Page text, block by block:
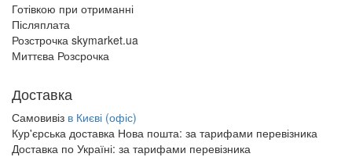
Готівкою при отриманні
Післяплата
Розстрочка skymarket.ua
Миттєва Розсрочка
Доставка
Самовивіз в Києві (офіс)
Кур'єрська доставка Нова пошта: за тарифами перевізника
Доставка по Україні: за тарифами перевізника